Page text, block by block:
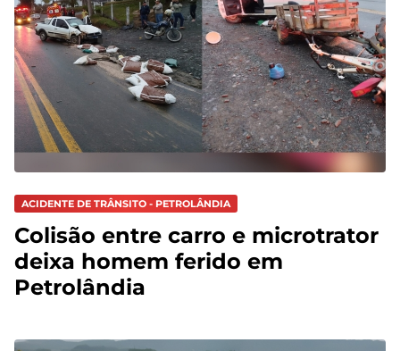
ACIDENTE DE TRÂNSITO - PETROLÂNDIA
Colisão entre carro e microtrator
deixa homem ferido em
Petrolândia